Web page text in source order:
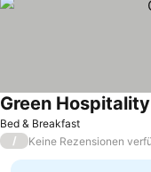
Bed & Breakfast
Green Hospitality
/ Keine Rezensionen